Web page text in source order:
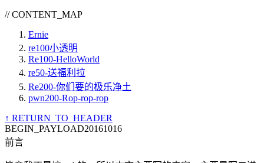
//CONTENT_MAP
Ernie
re100小透明
Re100-HelloWorld
re50-送福利拉
Re200-你们要的极乐净土
pwn200-Rop-rop-rop
↑ RETURN_TO_HEADER
BEGIN_PAYLOAD20161016
前言